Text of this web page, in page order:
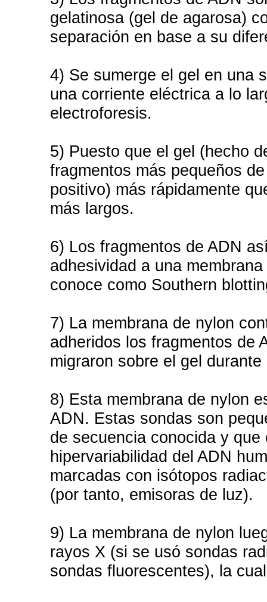
gelatinosa (gel de agarosa)
separación en base a su
4) Se sumerge el gel en una
una corriente eléctrica a lo
electroforesis.
5) Puesto que el gel (hecho
fragmentos más pequeños
positivo) más rápidamente
más largos.
6) Los fragmentos de ADN
adhesividad a una
conoce como Southern
7) La membrana de nylon
adheridos los fragmentos de
migraron sobre el gel
8) Esta membrana de nylon
ADN. Estas sondas son
de secuencia conocida y
hipervariabilidad del ADN
marcadas con isótopos
(por tanto, emisoras de luz).
9) La membrana de nylon
rayos X (si se usó sondas
sondas fluorescentes), la